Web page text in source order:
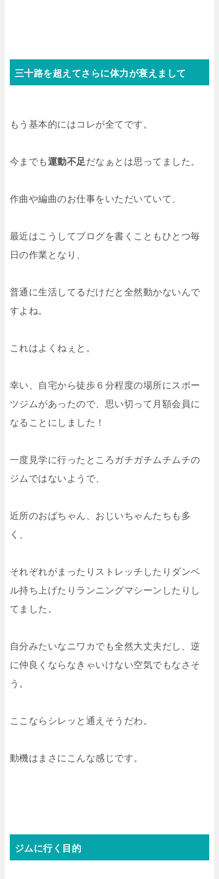
三十路を超えてさらに体力が衰えまして
もう基本的にはコレが全てです。
今までも運動不足だなぁとは思ってました。
作曲や編曲のお仕事をいただいていて、
最近はこうしてブログを書くこともひとつ毎
日の作業となり、
普通に生活してるだけだと全然動かないんで
すよね。
これはよくねぇと。
幸い、自宅から徒歩６分程度の場所にスポー
ツジムがあったので、思い切って月額会員に
なることにしました！
一度見学に行ったところガチガチムチムチの
ジムではないようで、
近所のおばちゃん、おじいちゃんたちも多
く、
それぞれがまったりストレッチしたりダンベ
ル持ち上げたりランニングマシーンしたりし
てました。
自分みたいなニワカでも全然大丈夫だし、逆
に仲良くならなきゃいけない空気でもなさそ
う。
ここならシレッと通えそうだわ。
動機はまさにこんな感じです。
ジムに行く目的